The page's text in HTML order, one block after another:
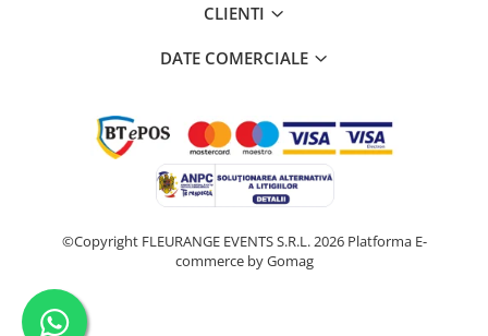
CLIENTI
DATE COMERCIALE
©Copyright FLEURANGE EVENTS S.R.L. 2026 Platforma E-
commerce by Gomag